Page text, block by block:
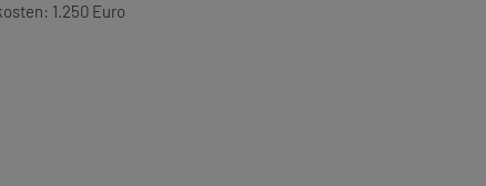
1.250 Euro